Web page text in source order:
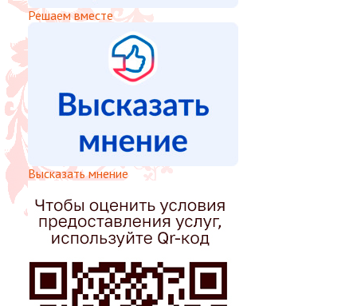
Решаем вместе
Высказать мнение